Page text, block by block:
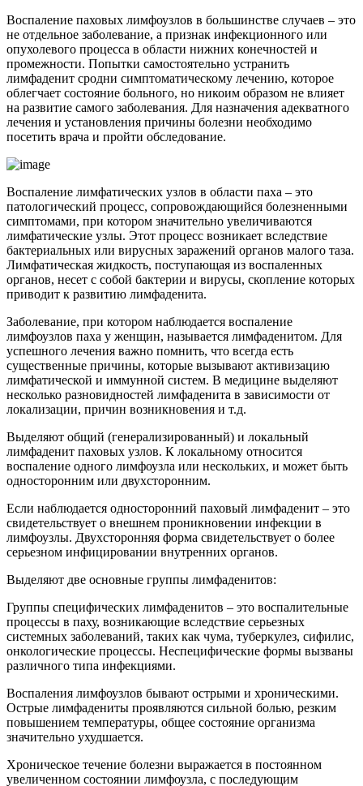
Воспаление паховых лимфоузлов в большинстве случаев – это
не отдельное заболевание, а признак инфекционного или
опухолевого процесса в области нижних конечностей и
промежности. Попытки самостоятельно устранить
лимфаденит сродни симптоматическому лечению, которое
облегчает состояние больного, но никоим образом не влияет
на развитие самого заболевания. Для назначения адекватного
лечения и установления причины болезни необходимо
посетить врача и пройти обследование.
Воспаление лимфатических узлов в области паха – это
патологический процесс, сопровождающийся болезненными
симптомами, при котором значительно увеличиваются
лимфатические узлы. Этот процесс возникает вследствие
бактериальных или вирусных заражений органов малого таза.
Лимфатическая жидкость, поступающая из воспаленных
органов, несет с собой бактерии и вирусы, скопление которых
приводит к развитию лимфаденита.
Заболевание, при котором наблюдается воспаление
лимфоузлов паха у женщин, называется лимфаденитом. Для
успешного лечения важно помнить, что всегда есть
существенные причины, которые вызывают активизацию
лимфатической и иммунной систем. В медицине выделяют
несколько разновидностей лимфаденита в зависимости от
локализации, причин возникновения и т.д.
Выделяют общий (генерализированный) и локальный
лимфаденит паховых узлов. К локальному относится
воспаление одного лимфоузла или нескольких, и может быть
односторонним или двухсторонним.
Если наблюдается односторонний паховый лимфаденит – это
свидетельствует о внешнем проникновении инфекции в
лимфоузлы. Двухсторонняя форма свидетельствует о более
серьезном инфицировании внутренних органов.
Выделяют две основные группы лимфаденитов:
Группы специфических лимфаденитов – это воспалительные
процессы в паху, возникающие вследствие серьезных
системных заболеваний, таких как чума, туберкулез, сифилис,
онкологические процессы. Неспецифические формы вызваны
различного типа инфекциями.
Воспаления лимфоузлов бывают острыми и хроническими.
Острые лимфадениты проявляются сильной болью, резким
повышением температуры, общее состояние организма
значительно ухудшается.
Хроническое течение болезни выражается в постоянном
увеличенном состоянии лимфоузла, с последующим